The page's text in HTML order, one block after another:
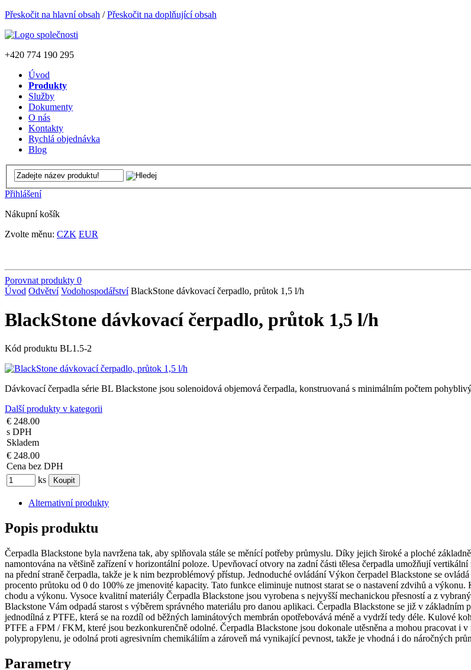
Přeskočit na hlavní obsah /Přeskočit na doplňující obsah
+420 774 190 295
Úvod
Produkty
Služby
Dokumenty
O nás
Kontakty
Rychlá objednávka
Blog
Přihlášení
Nákupní košík
Zvolte měnu: CZK EUR
Porovnat produkty 0
Úvod Odvětví Vodohospodářství BlackStone dávkovací čerpadlo, průtok 1,5 l/h
BlackStone dávkovací čerpadlo, průtok 1,5 l/h
Kód produktu BL1.5-2
Dávkovací čerpadla série BL Blackstone jsou solenoidová objemová čerpadla, konstruovaná s minimálním počtem
Další produkty v kategorii
€ 248.00
s DPH
Skladem
€ 248.00
Cena bez DPH
ks
Alternativní produkty
Popis produktu
Čerpadla Blackstone byla navržena tak, aby splňovala stále se měnící potřeby průmyslu. Díky jejich široké a ploché
namontována na většině zařízení v horizontální poloze. Upevňovací otvory na zadní části tělesa čerpadla umožňují
na přední straně čerpadla, takže je k nim bezproblémový přístup. Jednoduché ovládání Výkon čerpadel Blackstone se
procento průtoku od 0 do 100% ze jmenovité kapacity. Tato funkce eliminuje nutnost starat se o nastavení zdvihů a
chodu a výkonu. Vysoce kvalitní materiály Čerpadla Blackstone jsou vyrobena s nejvyšší mechanickou přesností a z
Blackstone Vám odpadá starost s výběrem správného materiálu pro danou aplikaci. Čerpadla Blackstone se již v
jednodílná z PTFE, která se na rozdíl od běžných laminátových membrán opotřebovává méně a vydrží tedy déle. Kulové
PTFE a FPM / FKM, které jsou bezkonkurenčně odolné. Čerpadla Blackstone jsou dokonale utěsněna a mohou pracovat
polypropylenu, je odolná proti agresivním chemikáliím a zároveň má vynikající pevnost, takže je vhodná i do náročných
Parametry